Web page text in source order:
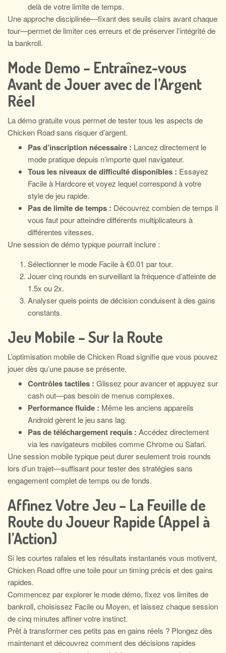
delà de votre limite de temps.
Une approche disciplinée—fixant des seuils clairs avant chaque
tour—permet de limiter ces erreurs et de préserver l’intégrité de
la bankroll.
Mode Demo – Entraînez-vous
Avant de Jouer avec de l’Argent
Réel
La démo gratuite vous permet de tester tous les aspects de
Chicken Road sans risquer d’argent.
Pas d’inscription nécessaire : Lancez directement le
mode pratique depuis n’importe quel navigateur.
Tous les niveaux de difficulté disponibles : Essayez
Facile à Hardcore et voyez lequel correspond à votre
style de jeu rapide.
Pas de limite de temps : Découvrez combien de temps il
vous faut pour atteindre différents multiplicateurs à
différentes vitesses.
Une session de démo typique pourrait inclure :
Sélectionner le mode Facile à €0.01 par tour.
Jouer cinq rounds en surveillant la fréquence d’atteinte de
1.5x ou 2x.
Analyser quels points de décision conduisent à des gains
constants.
Jeu Mobile – Sur la Route
L’optimisation mobile de Chicken Road signifie que vous pouvez
jouer dès qu’une pause se présente.
Contrôles tactiles : Glissez pour avancer et appuyez sur
cash out—pas besoin de menus complexes.
Performance fluide : Même les anciens appareils
Android gèrent le jeu sans lag.
Pas de téléchargement requis : Accédez directement
via les navigateurs mobiles comme Chrome ou Safari.
Une session mobile typique peut durer seulement trois rounds
lors d’un trajet—suffisant pour tester des stratégies sans
engagement complet de temps ou de fonds.
Affinez Votre Jeu – La Feuille de
Route du Joueur Rapide (Appel à
l’Action)
Si les courtes rafales et les résultats instantanés vous motivent,
Chicken Road offre une toile pour un timing précis et des gains
rapides.
Commencez par explorer le mode démo, fixez vos limites de
bankroll, choisissez Facile ou Moyen, et laissez chaque session
de cinq minutes affiner votre instinct.
Prêt à transformer ces petits pas en gains réels ? Plongez dès
maintenant et découvrez comment des décisions rapides